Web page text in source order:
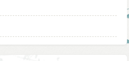
，即仇恨御史舒仲成，即
“陛下即位后，曾下诏忤旨的